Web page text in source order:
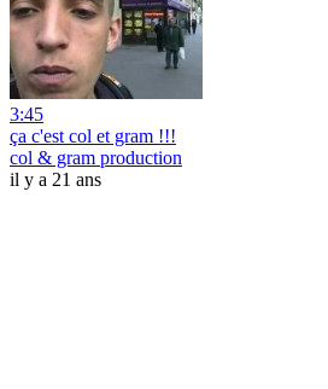
3:45
ça c'est col et gram !!!
col & gram production
il y a 21 ans